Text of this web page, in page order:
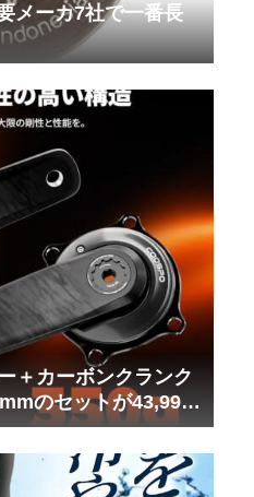
メーカ7社で一番長
＋カーボンクランク
のセットが43,999